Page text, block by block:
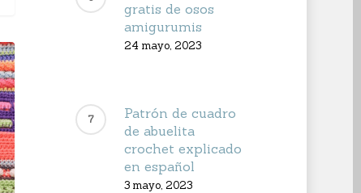
gratis de osos
amigurumis
24 mayo, 2023
Patrón de cuadro
de abuelita
crochet explicado
en español
3 mayo, 2023